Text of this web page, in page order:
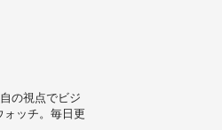
...」
の視点でビジ
ォッチ。毎日更